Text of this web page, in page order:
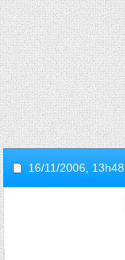
16/11/2006, 13h48